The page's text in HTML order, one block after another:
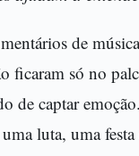
de
ficaram só no
de captar
luta, uma